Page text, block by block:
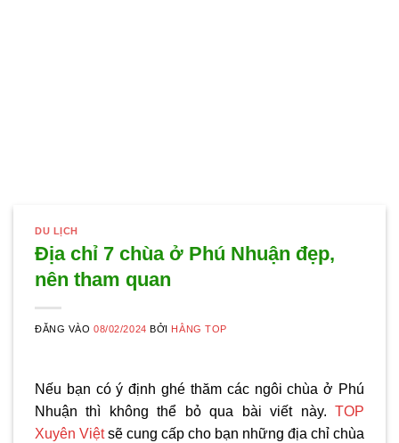
DU LỊCH
Địa chỉ 7 chùa ở Phú Nhuận đẹp,
nên tham quan
ĐĂNG VÀO08/02/2024 BỞI HẰNG TOP
Nếu bạn có ý định ghé thăm các ngôi chùa ở Phú
Nhuận thì không thể bỏ qua bài viết này. TOP
Xuyên Việtsẽ cung cấp cho bạn những địa chỉ chùa